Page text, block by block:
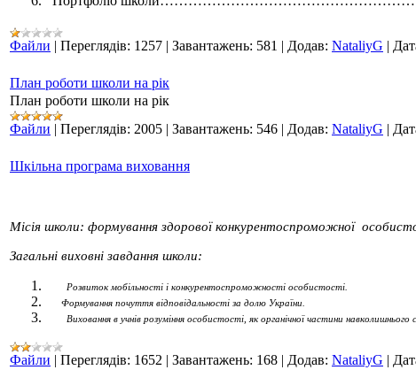
Файли | Переглядів: 1257 | Завантажень: 581 | Додав: NataliyG |
План роботи школи на рік
План роботи школи на рік
Файли | Переглядів: 2005 | Завантажень: 546 | Додав: NataliyG |
Шкільна програма виховання
Місія школи: формування здорової конкурентоспроможної
Загальні виховні завдання школи:
Розвиток мобільності і конкурентоспроможності особистості.
Формування почуття відповідальності за долю України.
Виховання в учнів розуміння особистості, як органічної частини навколишнього
Файли | Переглядів: 1652 | Завантажень: 168 | Додав: NataliyG |